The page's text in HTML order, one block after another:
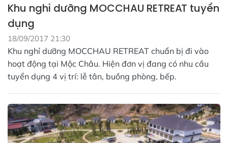
Khu nghỉ dưỡng MOCCHAU RETREAT tuyển
dụng
18/09/2017 21:30
Khu nghỉ dưỡng MOCCHAU RETREAT chuẩn bị đi vào
hoạt động tại Mộc Châu. Hiện đơn vị đang có nhu cầu
tuyển dụng 4 vị trí: lễ tân, buồng phòng, bếp.